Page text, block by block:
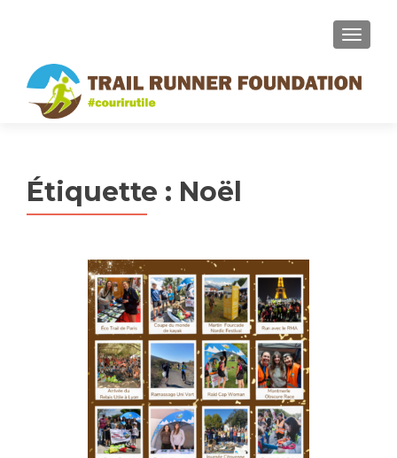
MENU
Étiquette : Noël